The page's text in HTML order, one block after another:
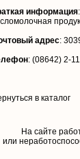
информация:
адрес:
: (08642) 2-
в каталог
На сайте
или